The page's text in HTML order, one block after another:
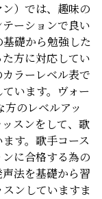
）では、趣味の
ーションで良い
礎から勉強した
方に対応してい
ラーレベル表で
います。ヴォー
のレベルアッ
スンをして、歌
す。歌手コース
に合格する為の
法を基礎から習
ンしていますま